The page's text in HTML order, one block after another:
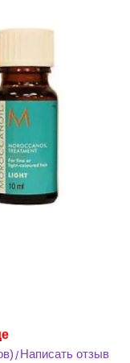
/Написать отзыв